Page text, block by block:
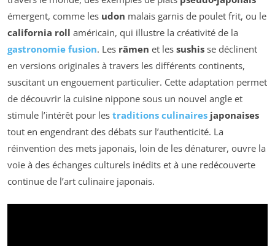
émergent, comme les udon malais garnis de poulet frit, ou le
california roll américain, qui illustre la créativité de la
gastronomie fusion. Les râmen et les sushis se déclinent
en versions originales à travers les différents continents,
suscitant un engouement particulier. Cette adaptation permet
de découvrir la cuisine nippone sous un nouvel angle et
stimule l’intérêt pour les traditions culinaires japonaises
tout en engendrant des débats sur l’authenticité. La
réinvention des mets japonais, loin de les dénaturer, ouvre la
voie à des échanges culturels inédits et à une redécouverte
continue de l’art culinaire japonais.